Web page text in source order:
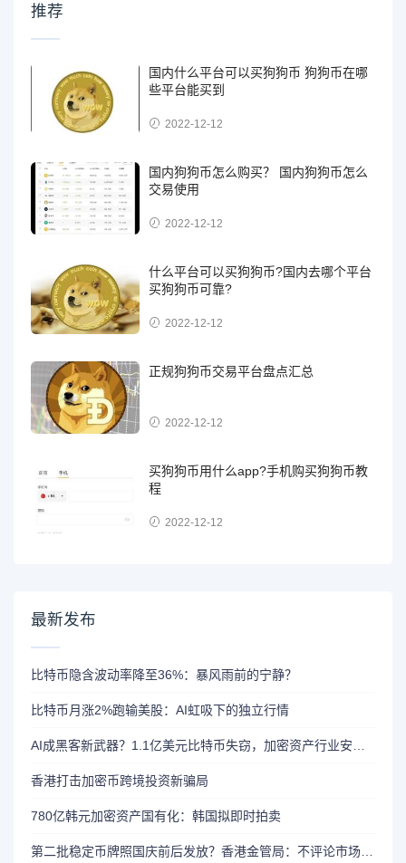
推荐
国内什么平台可以买狗狗币 狗狗币在哪
些平台能买到
2022-12-12
国内狗狗币怎么购买？ 国内狗狗币怎么
交易使用
2022-12-12
什么平台可以买狗狗币?国内去哪个平台
买狗狗币可靠?
2022-12-12
正规狗狗币交易平台盘点汇总
2022-12-12
买狗狗币用什么app?手机购买狗狗币教
程
2022-12-12
最新发布
比特币隐含波动率降至36%：暴风雨前的宁静？
比特币月涨2%跑输美股：AI虹吸下的独立行情
香港打击加密币跨境投资新骗局
780亿韩元加密资产国有化：韩国拟即时拍卖